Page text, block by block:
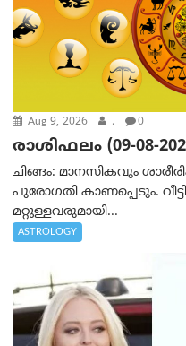
Aug 9, 2026 . 0
രാശിഫലം (09-08-
ചിങ്ങം: മാനസികവും
പുരോഗതി കാണപ്പെടും.
മറ്റുള്ളവരുമായി...
ASTROLOGY